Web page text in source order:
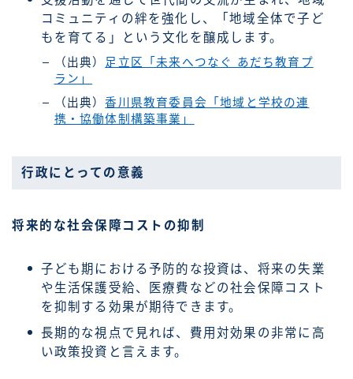
コミュニティの絆を強化し、「地域全体で子ど
もを育てる」という文化を醸成します。
（出典）
足立区「未来へつなぐ あだち教育プ
ラン」
（出典）香川県教育委員会「地域と学校の連
携・協働体制構築事業」
行政にとっての意義
将来的な社会保障コストの抑制
子ども期における予防的な投資は、将来の失業
や生活保護受給、医療費などの社会保障コスト
を抑制する効果が期待できます。
長期的な視点で見れば、費用対効果の非常に高
い政策投資と言えます。